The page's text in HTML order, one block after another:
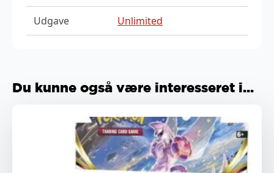
Udgave Unlimited
Du kunne også være interesseret i...